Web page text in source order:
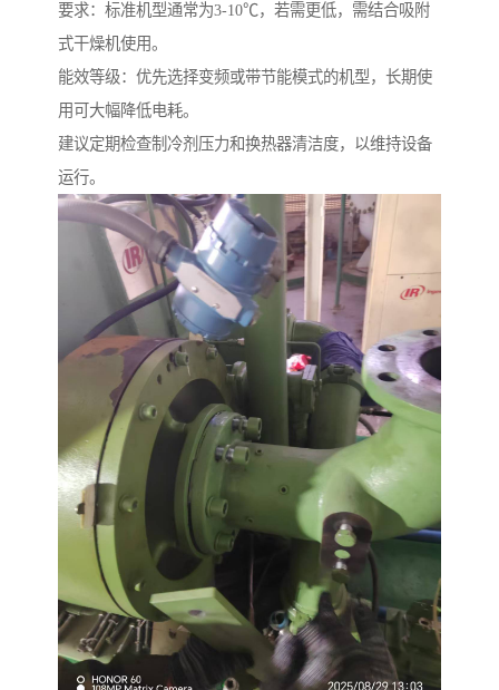
要求：标准机型通常为3-10℃，若需更低，需结合吸附
式干燥机使用。
能效等级：优先选择变频或带节能模式的机型，长期使
用可大幅降低电耗。
建议定期检查制冷剂压力和换热器清洁度，以维持设备
运行。